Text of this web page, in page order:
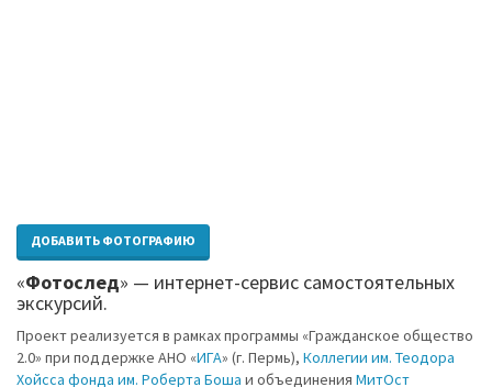
ДОБАВИТЬ ФОТОГРАФИЮ
«Фотослед» — интернет-сервис самостоятельных
экскурсий.
Проект реализуется в рамках программы «Гражданское общество
2.0» при поддержке АНО «ИГА» (г. Пермь), Коллегии им. Теодора
Хойсса фонда им. Роберта Боша и объединения МитОст